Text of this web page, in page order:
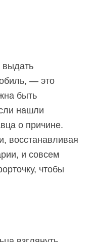
выдать
— это
быть
нашли
о причине.
восстанавливая
и совсем
чтобы